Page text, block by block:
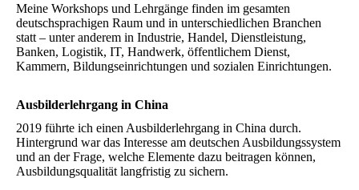
Meine Workshops und Lehrgänge finden im gesamten
deutschsprachigen Raum und in unterschiedlichen Branchen
statt – unter anderem in Industrie, Handel, Dienstleistung,
Banken, Logistik, IT, Handwerk, öffentlichem Dienst,
Kammern, Bildungseinrichtungen und sozialen Einrichtungen.
Ausbilderlehrgang in China
2019 führte ich einen Ausbilderlehrgang in China durch.
Hintergrund war das Interesse am deutschen Ausbildungssystem
und an der Frage, welche Elemente dazu beitragen können,
Ausbildungsqualität langfristig zu sichern.